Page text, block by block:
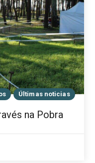
Últimas noticias
na Pobra